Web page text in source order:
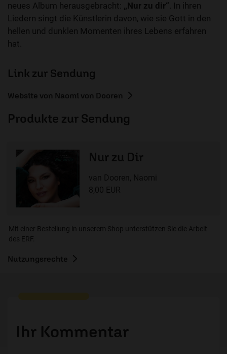
neues Album herausgebracht: „Nur zu dir“ . In ihren
Liedern singt die Künstlerin davon, wie sie Gott in den
hellen und dunklen Momenten ihres Lebens erfahren
hat.
Link zur Sendung
Website von Naomi von Dooren
Produkte zur Sendung
Nur zu Dir
van Dooren, Naomi
8,00 EUR
Mit einer Bestellung in unserem Shop unterstützen Sie die Arbeit
des ERF.
Nutzungsrechte
Ihr Kommentar